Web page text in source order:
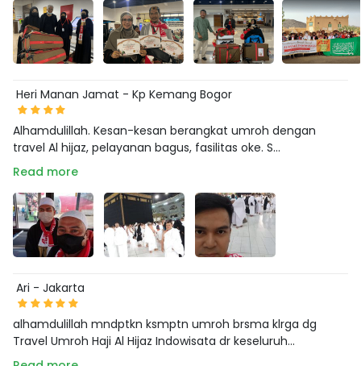
Heri Manan Jamat - Kp Kemang Bogor
Alhamdulillah. Kesan-kesan berangkat umroh dengan
travel Al hijaz, pelayanan bagus, fasilitas oke. S...
Read more
Ari - Jakarta
alhamdulillah mndptkn ksmptn umroh brsma klrga dg
Travel Umroh Haji Al Hijaz Indowisata dr keseluruh...